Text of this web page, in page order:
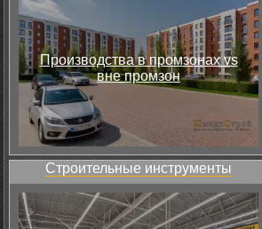
Производства в промзонах vs
вне промзон
Строительные инструменты